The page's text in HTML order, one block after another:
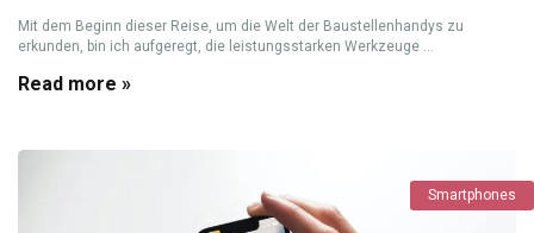
Mit dem Beginn dieser Reise, um die Welt der Baustellenhandys zu
erkunden, bin ich aufgeregt, die leistungsstarken Werkzeuge ...
Read more »
Smartphones